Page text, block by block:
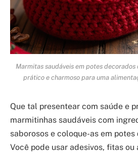
Marmitas saudáveis em potes
prático e charmoso para uma
Que tal presentear com saúde e
marmitinhas saudáveis com
saborosos e coloque-as em
Você pode usar adesivos, fitas